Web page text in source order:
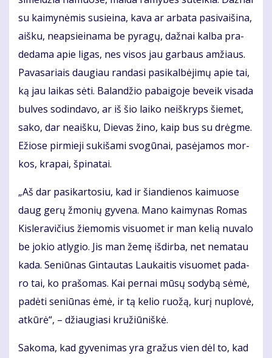
su kai­my­nė­mis su­si­ei­na, ka­va ar ar­ba­ta pa­si­vai­ši­na,
aiš­ku, neap­si­ei­na­ma be py­ra­gų, daž­nai kal­ba pra­
de­da­ma apie li­gas, nes vi­sos jau gar­baus am­žiaus.
Pa­va­sa­riais dau­giau ran­da­si pa­si­kal­bė­ji­mų apie tai,
ką jau lai­kas sė­ti. Ba­lan­džio pa­bai­go­je be­veik vi­sa­da
bul­ves so­din­da­vo, ar iš šio lai­ko ne­iš­kryps šie­met,
sa­ko, dar ne­aiš­ku, Die­vas ži­no, kaip bus su drėg­me.
Ežio­se pir­mie­ji su­ki­ša­mi svo­gū­nai, pa­sė­ja­mos mor­
kos, kra­pai, špi­na­tai.
„Aš dar pa­si­kar­to­siu, kad ir šian­die­nos kai­muo­se
daug ge­rų žmo­nių gy­ve­na. Ma­no kai­my­nas Ro­mas
Kis­le­ra­vi­čius žie­mo­mis vi­suo­met ir man ke­lią nu­va­lo
be jo­kio at­ly­gio. Jis man že­mę iš­dir­ba, net ne­ma­tau
ka­da. Se­niū­nas Gin­tau­tas Lau­kai­tis vi­suo­met pa­da­
ro tai, ko pra­šo­mas. Kai per­nai mū­sų so­dy­bą sė­mė,
pa­dė­ti se­niū­nas ėmė, ir tą ke­lio ruo­žą, ku­rį nu­plo­vė,
at­kū­rė“, – džiau­gia­si kru­žiū­niš­kė.
Sa­ko­ma, kad gy­ve­ni­mas yra gra­žus vien dėl to, kad